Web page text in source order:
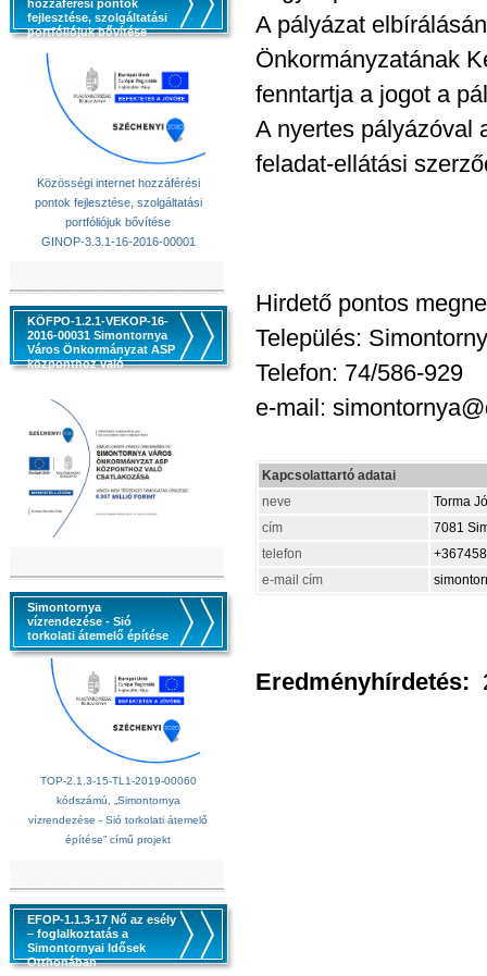
hozzáférési pontok
fejlesztése, szolgáltatási
portfóliójuk bővítése
Közösségi internet hozzáférési
pontok fejlesztése, szolgáltatási
portfóliójuk bővítése
GINOP-3.3.1-16-2016-00001
KÖFPO-1.2.1-VEKOP-16-
2016-00031 Simontornya
Város Önkormányzat ASP
központhoz való
Simontornya
vízrendezése - Sió
torkolati átemelő építése
TOP-2.1.3-15-TL1-2019-00060
kódszámú, „Simontornya
vízrendezése - Sió torkolati átemelő
építése” című projekt
EFOP-1.1.3-17 Nő az esély
– foglalkoztatás a
Simontornyai Idősek
Otthonában
A pályázat
Önkormányzatának
fenntartja a jogot a
A nyertes pályázóval
feladat-ellátási
Hirdető pontos
Település:
Telefon: 74/586-929
e-mail:
Kapcsolattartó adatai
neve
Torma
cím
7081
telefon
e-mail cím
Eredményhírdetés: